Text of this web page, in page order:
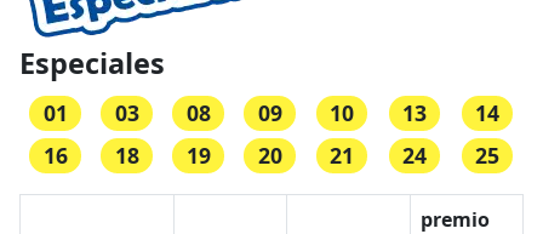
Especiales
01 03 08 09 10 13
14
16
18 19 20 21 24 25
premio